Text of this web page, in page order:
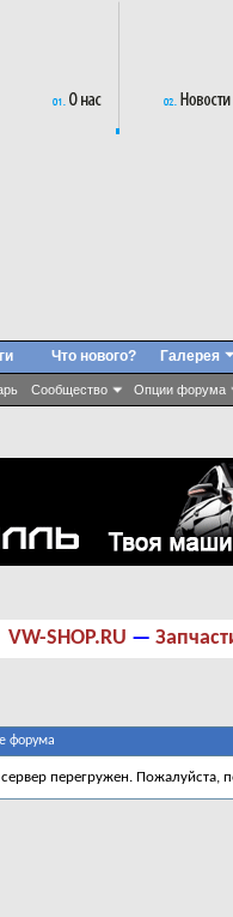
Сообщество Опции форума
Что нового? Галерея
VW-SHOP.RU —
форума
перегружен. Пожалуйста,